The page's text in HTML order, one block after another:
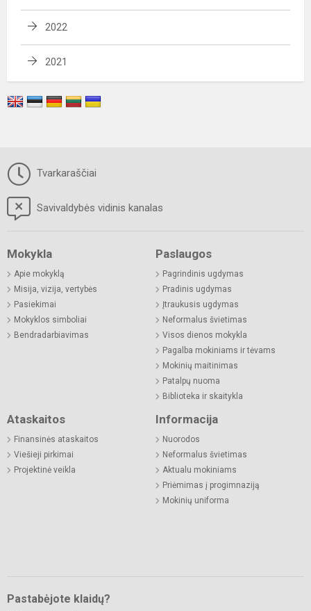
2022
2021
Tvarkaraščiai
Savivaldybės vidinis kanalas
Mokykla
Apie mokyklą
Misija, vizija, vertybės
Pasiekimai
Mokyklos simboliai
Bendradarbiavimas
Paslaugos
Pagrindinis ugdymas
Pradinis ugdymas
Įtraukusis ugdymas
Neformalus švietimas
Visos dienos mokykla
Pagalba mokiniams ir tėvams
Mokinių maitinimas
Patalpų nuoma
Biblioteka ir skaitykla
Ataskaitos
Finansinės ataskaitos
Viešieji pirkimai
Projektinė veikla
Informacija
Nuorodos
Neformalus švietimas
Aktualu mokiniams
Priėmimas į progimnaziją
Mokinių uniforma
Pastabėjote klaidų?